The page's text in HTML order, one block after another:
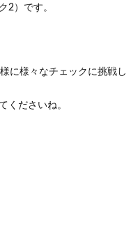
2）です。
に様々なチェックに挑戦し
くださいね。